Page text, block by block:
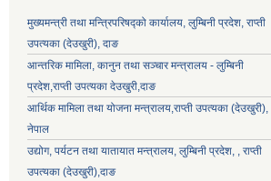
मुख्यमन्त्री तथा मन्त्रिपरिषद्को कार्यालय, लुम्बिनी प्रदेश, राप्ती
उपत्यका (देउखुरी), दाङ
आन्तरिक मामिला, कानुन तथा सञ्चार मन्त्रालय - लुम्बिनी
प्रदेश,राप्ती उपत्यका देउखुरी,दाङ
आर्थिक मामिला तथा योजना मन्त्रालय,राप्ती उपत्यका (देउखुरी),
नेपाल
उद्योग, पर्यटन तथा यातायात मन्त्रालय, लुम्बिनी प्रदेश, , राप्ती
उपत्यका (देउखुरी),दाङ